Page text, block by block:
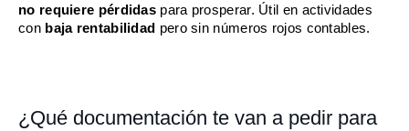
no requiere pérdidas para prosperar. Útil en actividades
con baja rentabilidad pero sin números rojos contables.
¿Qué documentación te van a pedir para